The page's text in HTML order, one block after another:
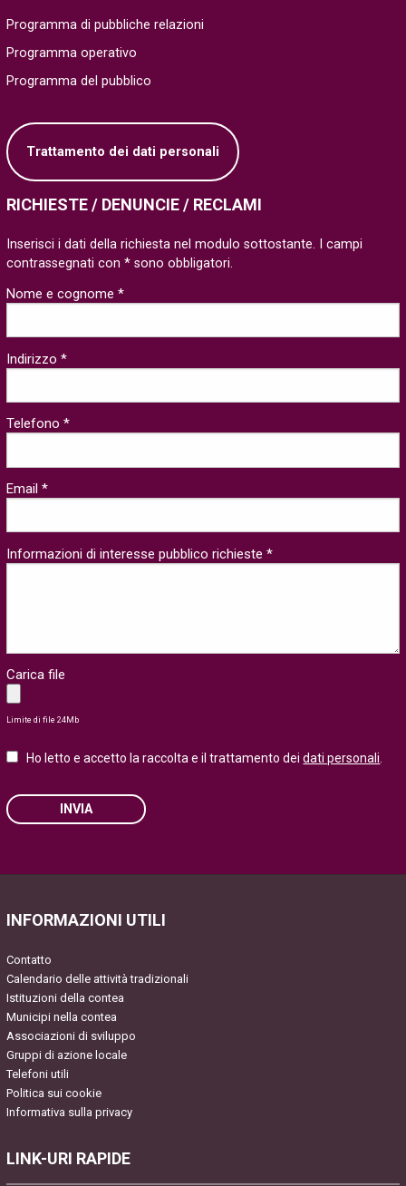
Programma di pubbliche relazioni
Programma operativo
Programma del pubblico
Trattamento dei dati personali
RICHIESTE / DENUNCIE / RECLAMI
Inserisci i dati della richiesta nel modulo sottostante. I campi
contrassegnati con * sono obbligatori.
Nome e cognome *
Indirizzo *
Telefono *
Email *
Informazioni di interesse pubblico richieste *
Carica file
Limite di file 24Mb
Ho letto e accetto la raccolta e il trattamento deidati personali.
INVIA
INFORMAZIONI UTILI
Contatto
Calendario delle attività tradizionali
Istituzioni della contea
Municipi nella contea
Associazioni di sviluppo
Gruppi di azione locale
Telefoni utili
Politica sui cookie
Informativa sulla privacy
LINK-URI RAPIDE